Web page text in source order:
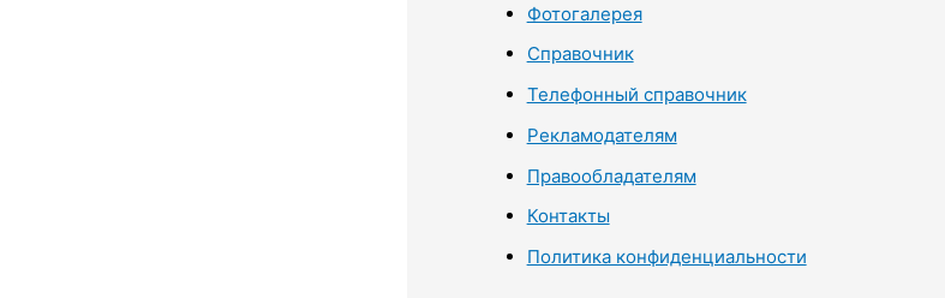
Фотогалерея
Справочник
Телефонный справочник
Рекламодателям
Правообладателям
Контакты
Политика конфиденциальности